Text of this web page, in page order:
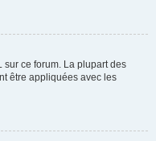
sur ce forum. La plupart des
être appliquées avec les